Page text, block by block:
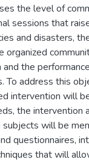
the level of
sessions that
and disasters,
the
To address this
intervention will
the intervention
subjects will be
questionnaires,
that will